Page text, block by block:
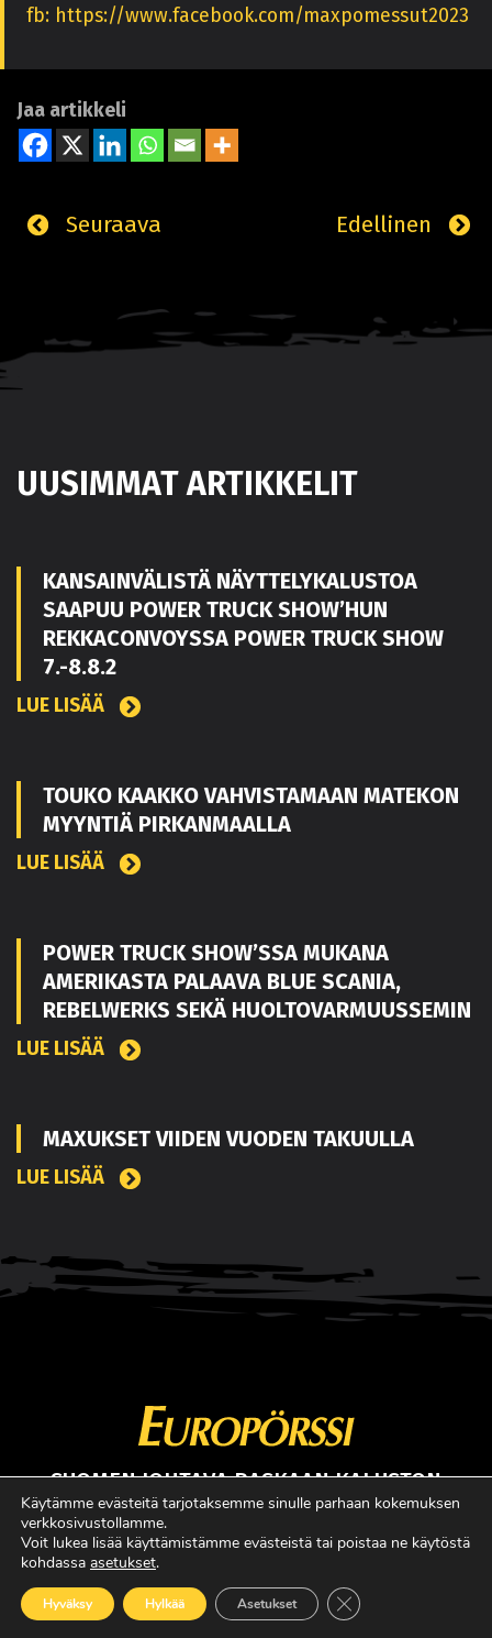
fb: https://www.facebook.com/maxpomessut2023
Jaa artikkeli
Edellinen
Seuraava
UUSIMMAT ARTIKKELIT
KANSAINVÄLISTÄ NÄYTTELYKALUSTOA
SAAPUU POWER TRUCK SHOW’HUN
REKKACONVOYSSA POWER TRUCK SHOW
7.-8.8.2
LUE LISÄÄ
TOUKO KAAKKO VAHVISTAMAAN MATEKON
MYYNTIÄ PIRKANMAALLA
LUE LISÄÄ
POWER TRUCK SHOW’SSA MUKANA
AMERIKASTA PALAAVA BLUE SCANIA,
REBELWERKS SEKÄ HUOLTOVARMUUSSEMIN
LUE LISÄÄ
MAXUKSET VIIDEN VUODEN TAKUULLA
LUE LISÄÄ
SUOMEN JOHTAVA RASKAAN KALUSTON
ERIKOISLEHTI
Copyright © Faktavisa Oy / Europörssi 2017. All Rights Reserved.
Käytämme evästeitä tarjotaksemme sinulle parhaan kokemuksen
verkkosivustollamme.
Voit lukea lisää käyttämistämme evästeistä tai poistaa ne käytöstä
kohdassa asetukset.
Hyväksy Hylkää Asetukset Sulje evästebanneri